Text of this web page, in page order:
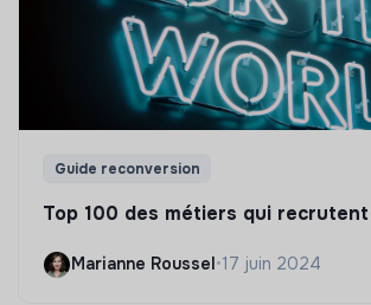
Guide reconversion
Top 100 des métiers qui
Marianne Roussel •17 juin 2024